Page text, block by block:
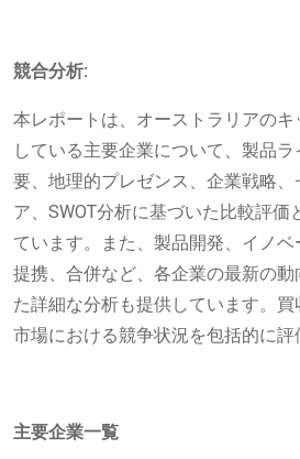
競合分析:
本レポートは、オーストラリアのキ
している主要企業について、製品
要、地理的プレゼンス、企業戦略
ア、SWOT分析に基づいた比較評価
ています。また、製品開発、イノベ
提携、合併など、各企業の最新の
た詳細な分析も提供しています。買
市場における競争状況を包括的に評
主要企業一覧